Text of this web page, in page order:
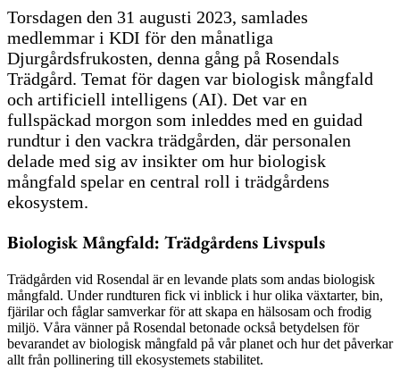
Torsdagen den 31 augusti 2023, samlades
medlemmar i KDI för den månatliga
Djurgårdsfrukosten, denna gång på Rosendals
Trädgård. Temat för dagen var biologisk mångfald
och artificiell intelligens (AI). Det var en
fullspäckad morgon som inleddes med en guidad
rundtur i den vackra trädgården, där personalen
delade med sig av insikter om hur biologisk
mångfald spelar en central roll i trädgårdens
ekosystem.
Biologisk Mångfald: Trädgårdens Livspuls
Trädgården vid Rosendal är en levande plats som andas biologisk
mångfald. Under rundturen fick vi inblick i hur olika växtarter, bin,
fjärilar och fåglar samverkar för att skapa en hälsosam och frodig
miljö. Våra vänner på Rosendal betonade också betydelsen för
bevarandet av biologisk mångfald på vår planet och hur det påverkar
allt från pollinering till ekosystemets stabilitet.